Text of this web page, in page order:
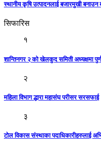
स्थानीय कृषि उत्पादनलाई बजारमुखी
सिफारिस
१
शान्तिनगर २ को खेलकुद समिती अध्यक्षमा
२
महिला विभाग द्धारा महासंघ परीसर सरसफाई
३
टोल विकास संस्थाका पदाधिकारीहरुलाई